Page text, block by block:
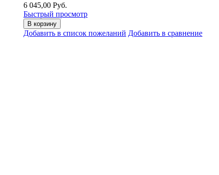
6 045,00 Руб.
Быстрый просмотр
В корзину
Добавить в список пожеланий Добавить в сравнение